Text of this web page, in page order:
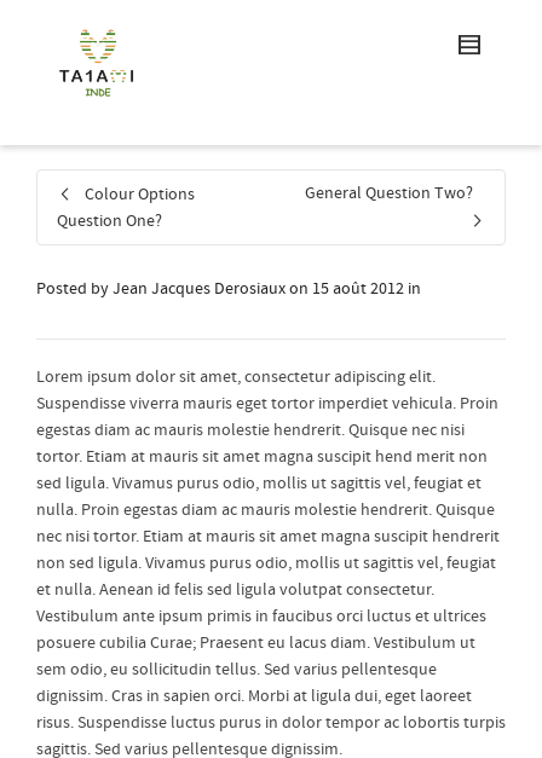
Colour Options
Question One?
General Question Two?
Posted byJean Jacques Derosiauxon 15 août 2012 in
Lorem ipsum dolor sit amet, consectetur adipiscing elit.
Suspendisse viverra mauris eget tortor imperdiet vehicula. Proin
egestas diam ac mauris molestie hendrerit. Quisque nec nisi
tortor. Etiam at mauris sit amet magna suscipit hend merit non
sed ligula. Vivamus purus odio, mollis ut sagittis vel, feugiat et
nulla. Proin egestas diam ac mauris molestie hendrerit. Quisque
nec nisi tortor. Etiam at mauris sit amet magna suscipit hendrerit
non sed ligula. Vivamus purus odio, mollis ut sagittis vel, feugiat
et nulla. Aenean id felis sed ligula volutpat consectetur.
Vestibulum ante ipsum primis in faucibus orci luctus et ultrices
posuere cubilia Curae; Praesent eu lacus diam. Vestibulum ut
sem odio, eu sollicitudin tellus. Sed varius pellentesque
dignissim. Cras in sapien orci. Morbi at ligula dui, eget laoreet
risus. Suspendisse luctus purus in dolor tempor ac lobortis turpis
sagittis. Sed varius pellentesque dignissim.